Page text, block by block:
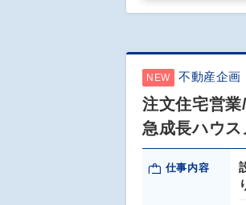
NEW 不動産企画
注文住宅営
急成長ハウス
仕事内容